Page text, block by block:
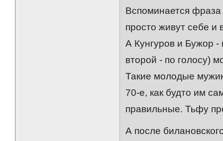
Вспоминается
просто живут себе и
А Кунгуров и Бужор
второй - по голосу)
Такие молодые
70-е, как будто им
правильные. Тьфу
А после